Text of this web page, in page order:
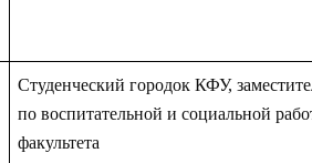
Студенческий городок КФУ,
по воспитательной и социальной
факультета